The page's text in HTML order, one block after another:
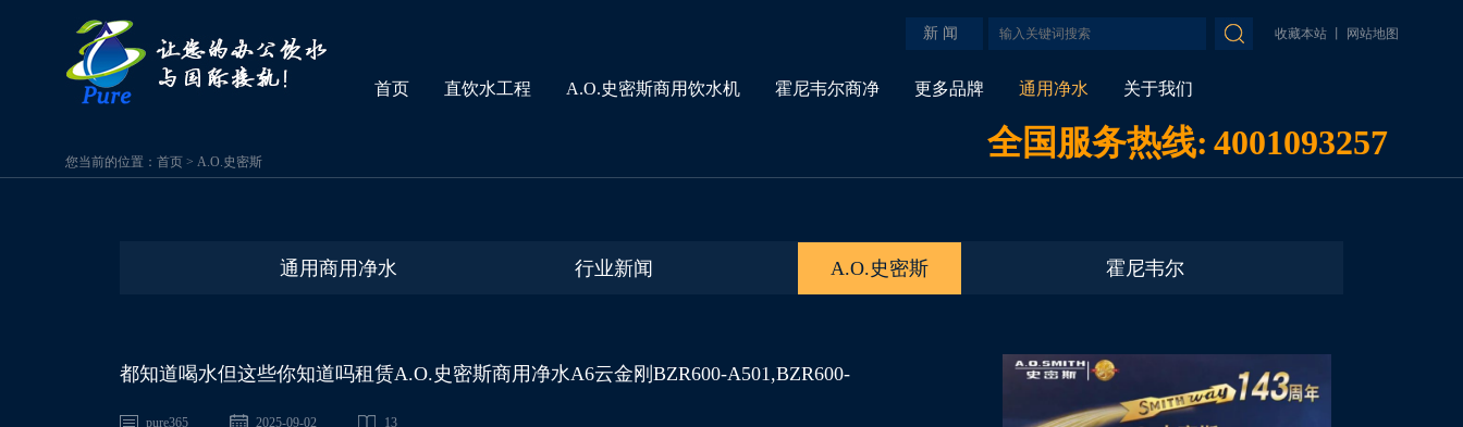
收藏本站丨 网站地图
新 闻
首页 直饮水工程 A.O.史密斯商用饮水机 霍尼韦尔商净 更多品牌 通用净水 关于我们
全国服务热线: 4001093257
您当前的位置： 首页> A.O.史密斯
通用商用净水 行业新闻 A.O.史密斯 霍尼韦尔
都知道喝水但这些你知道吗租赁A.O.史密斯商用净水A6云金刚BZR600-A501,BZR600-
A6101,BZR1000-T801
pure365 2025-09-02 13